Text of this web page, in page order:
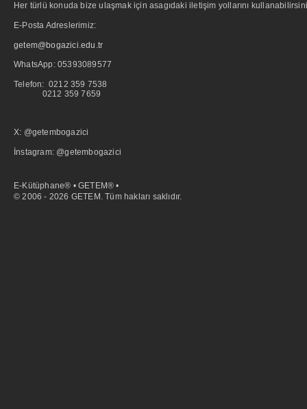
Her türlü konuda bize ulaşmak için asagıdaki iletişim yollarını
E-Posta Adreslerimiz:
getem@bogazici.edu.tr
WhatsApp: 05393089577
Telefon: 0212 359 7538
0212 359 7659
X: @getembogazici
İnstagram: @getembogazici
E-Kütüphane® • GETEM® •
© 2006 - 2026 GETEM. Tüm hakları saklıdır.